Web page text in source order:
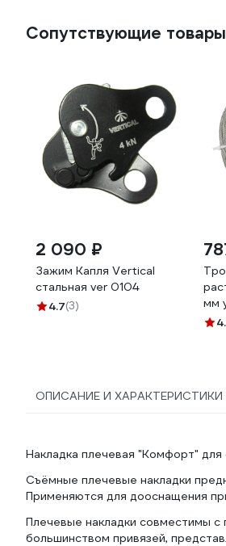
Сопутствующие товары
2 090 ₽
Зажим Капля Vertical
стальная ver 0104
4.7(3)
мм
ОПИСАНИЕ И ХАРАКТЕРИСТИКИ
Накладка плечевая "Комфорт" для
Съёмные плечевые накладки
Применяются для дооснащения
Плечевые накладки совместимы с
большинством привязей,